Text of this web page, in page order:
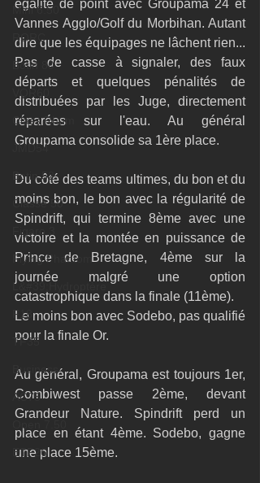
Mini 6.50
RORC
Botin 80
VOR60
Class Rhum
JMD54
Botin 52
Classe 50
Figaro 3
Flying Phantom
L&#39;Hydroptère
F18
TF35
Business
AC75
ETF26
égalité de point avec Groupama 24 et
Vannes Agglo/Golf du Morbihan. Autant
dire que les équipages ne lâchent rien...
Pas de casse à signaler, des faux
départs et quelques pénalités de
distribuées par les Juge, directement
réparées sur l'eau. Au général
Groupama consolide sa 1ère place.
Du côté des teams ultimes, du bon et du
moins bon, le bon avec la régularité de
Spindrift, qui termine 8ème avec une
victoire et la montée en puissance de
Prince de Bretagne, 4ème sur la
journée malgré une option
catastrophique dans la finale (11ème).
Le moins bon avec Sodebo, pas qualifié
pour la finale Or.
Au général, Groupama est toujours 1er,
Combiwest passe 2ème, devant
Grandeur Nature. Spindrift perd un
place en étant 4ème. Sodebo, gagne
une place 15ème.